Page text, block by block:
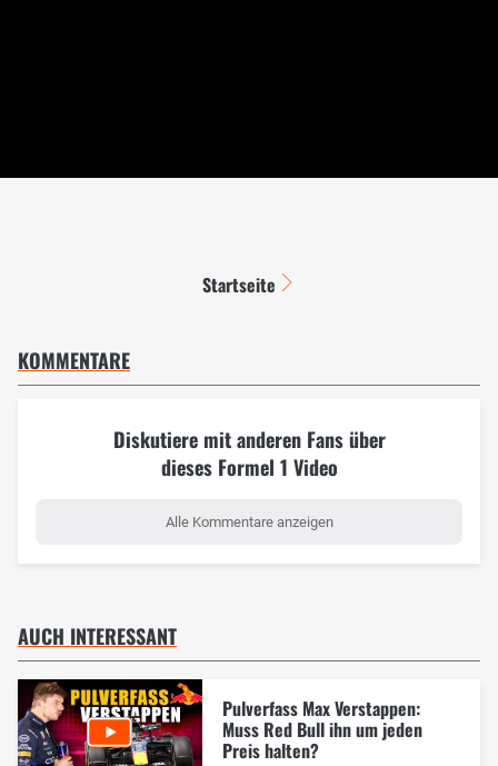
Startseite
KOMMENTARE
Diskutiere mit anderen Fans über
dieses Formel 1 Video
Alle Kommentare anzeigen
AUCH INTERESSANT
Pulverfass Max Verstappen:
Muss Red Bull ihn um jeden
Preis halten?